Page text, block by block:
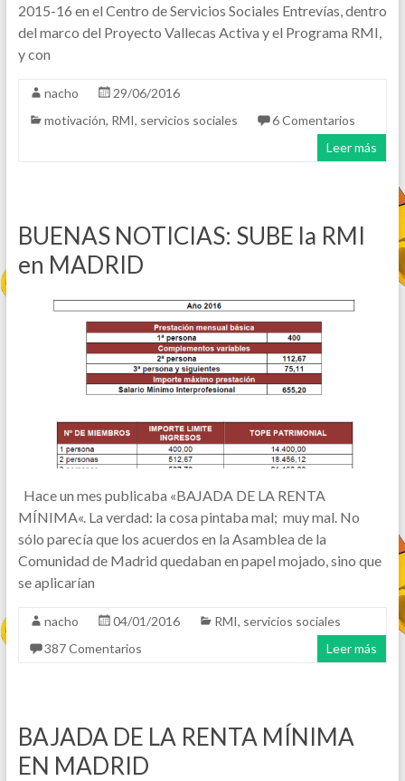
2015-16 en el Centro de Servicios Sociales Entrevías, dentro
del marco del Proyecto Vallecas Activa y el Programa RMI,
y con
nacho
29/06/2016
motivación, RMI, servicios sociales
6 Comentarios
Leer más
BUENAS NOTICIAS: SUBE la RMI
en MADRID
Hace un mes publicaba «BAJADA DE LA RENTA
MÍNIMA«. La verdad: la cosa pintaba mal; muy mal. No
sólo parecía que los acuerdos en la Asamblea de la
Comunidad de Madrid quedaban en papel mojado, sino que
se aplicarían
nacho 04/01/2016 RMI, servicios sociales
387 Comentarios
Leer más
BAJADA DE LA RENTA MÍNIMA
EN MADRID